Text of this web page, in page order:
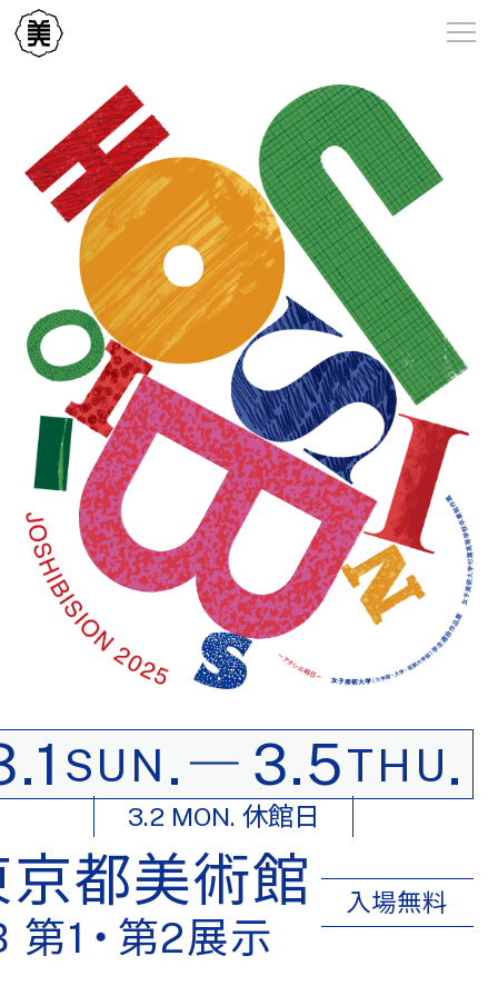
SUN .― 3.5THU.
3.2 MON. 休館日
都美術館
第1・ 第2展示
入場無料